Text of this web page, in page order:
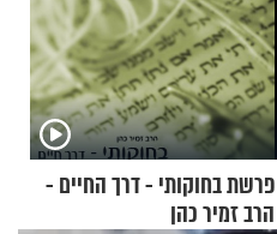
פרשת בחוקותי - דרך החיים -
הרב זמיר כהן